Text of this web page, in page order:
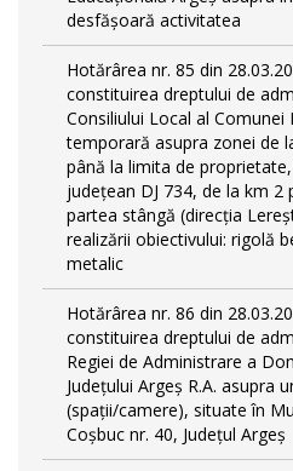
desfășoară activitatea
Hotărârea nr. 85 din
constituirea dreptului de
Consiliului Local al Comunei
temporară asupra zonei de
până la limita de
județean DJ 734, de la km 2
partea stângă (direcția
realizării obiectivului: rigolă
metalic
Hotărârea nr. 86 din
constituirea dreptului de
Regiei de Administrare a
Județului Argeș R.A. asupra
(spații/camere), situate în
Coșbuc nr. 40, Județul Argeș